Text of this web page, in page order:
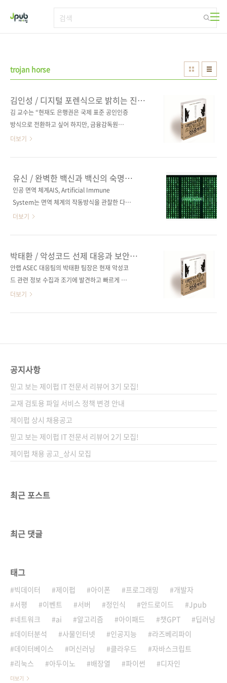
trojan horse
김인성 / 디지털 포렌식으로 밝히는 진실
《대한민국 소프트웨어 성공 방정식》
김 교수는 “현재도 은행권은 국제 표준 공인인증
방식으로 전환하고 싶어 하지만, 금융감독원과
인터넷진흥원에서 이를 막고 있는 중”이라고 역
게 그가 제시하는 해답이다. 그는 한 기고문에서
정보 공개와 한국식 보안 인증 체계를 꼬집었다.
그는 “추가의 해킹 피해를 막을 수 있는 최선의
“한국식 공인인증 체계를 폐지하고 국제 표준 보
안 방식을 채택해야 한다.”라고 강조했다. _
명탐정 코난이나 소년 탐정 김전일을 아시나요?
그들이 사건 현장에서 조사하고 증거를 찾는 행
위가 포렌식입니다. 디지털 세상에서 해킹으로
인한 피해를 당한..
더보기
유신 / 완벽한 백신과 백신의 숙명
《대한민국 소프트웨어 성공 방정식》
인공 면역 체계AIS, Artificial Immune
System는 면역 체계의 작동방식을 관찰한 다음
에 이를 보안 문제에 적용했다는 점에서 넓은 의
포들이 내 몸과 내 몸이 아닌 것을 구분할 줄 아
는 능력이다. 마찬가지로, 컴퓨터 보안의 첫 단계
는 지금 시스템에서 벌어지고 있는 일이 정상적
이 아닌 것)인지 구분하는 것이고, 기술적 용어로
는 이를 침입 검출Intrusion Detection이라고
더보기
박태환 / 악성코드 선제 대응과 보안
전문가 되기 《대한민국 소프트웨어 성공
방정식》
안랩 ASEC 대응팀의 박태환 팀장은 현재 악성코
드 관련 정보 수집과 조기에 발견하고 빠르게 조
치하는 긴급 대응을 수행하는 팀에 속해 있다. 그
데 유용한 환경이기도 하다.”고 말했다. _ 《대
전 매우 심각한 카드사 해킹 사태로 우리의 소중
한 정보가 어이없게 유출되는 사고가 있었습니
다. 너도나도 피해자가 되어버린 이 상황. 참으로
답답하기 그지없습니다. 보안의 체계도, 관리도,
대응도 허술하기 짝이 없어서 눈 뜨고 당한 것이
라고 ..
더보기
공지사항
믿고 보는 제이펍 IT 전문서 리뷰어 3기 모집!
교재 검토용 파일 서비스 정책 변경 안내
제이펍 상시 채용공고
믿고 보는 제이펍 IT 전문서 리뷰어 2기 모집!
제이펍 채용 공고_상시 모집
최근 포스트
최근 댓글
태그
빅데이터 제이펍 아이폰 프로그래밍
개발자
서평
이벤트 서버 정인식 안드로이드
Jpub
네트워크
ai 알고리즘 아이패드 챗GPT
딥러닝
데이터분석
사물인터넷 인공지능
라즈베리파이
데이터베이스
머신러닝 클라우드
자바스크립트
리눅스
아두이노 배장열 파이썬 디자인
더보기